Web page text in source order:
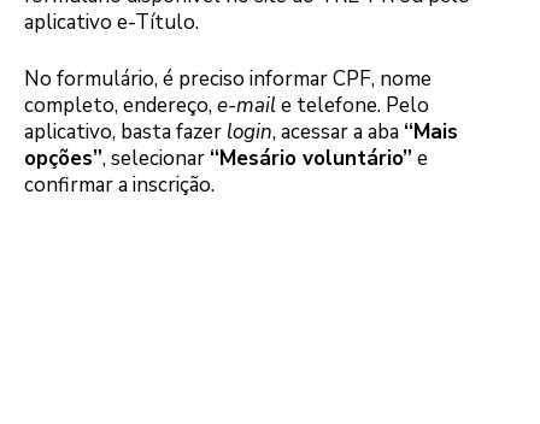
aplicativo e-Título.
No formulário, é preciso informar CPF, nome
completo, endereço,e-maile telefone. Pelo
aplicativo, basta fazer login, acessar a aba “Mais
opções”, selecionar “Mesário voluntário” e
confirmar a inscrição.